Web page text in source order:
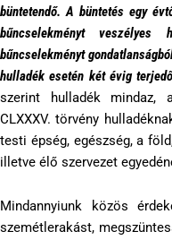
büntetendő. A büntetés egy
bűncselekményt
bűncselekményt
hulladék esetén két évig
szerint hulladék
CLXXXV. törvény
testi épség, egészség, a
illetve élő szervezet
Mindannyiunk közös
szemétlerakást,